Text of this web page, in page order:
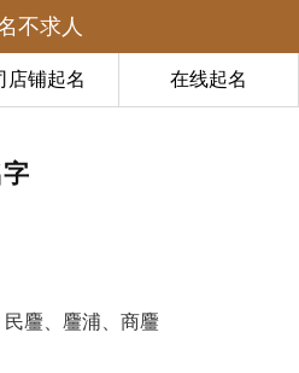
不求人
店铺起名 在线起名
麠、麠浦、商麠